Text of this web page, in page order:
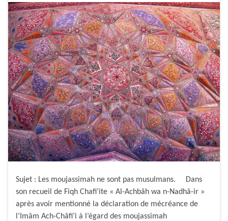
Sujet : Les moujassimah ne sont pas musulmans. Dans
son recueil de Fiqh Chafi’ite « Al-Achbâh wa n-Nadhâ-ir »
après avoir mentionné la déclaration de mécréance de
l’Imâm Ach-Châfi’i à l’égard des moujassimah